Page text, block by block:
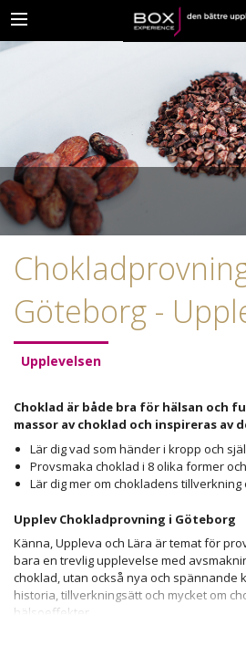
Göteborg -
Upplevelsen
Choklad är både bra för hälsan och
massor av choklad och inspireras av
Lär dig vad som händer i kropp och
Provsmaka choklad i 8 olika former
Lär dig mer om chokladens tillverkning
Upplev Chokladprovning i Göteborg
Känna, Uppleva och Lära är temat för
bara en trevlig upplevelse med
choklad, utan också nya och spännande
historia, tillverkningsätt och mycket om
hälsoeffekter.
Vi provar mellan 8-9 olika sorters